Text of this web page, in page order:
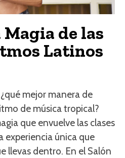
de las
Latinos
mejor manera de
de música tropical?
que envuelve las clases
experiencia única que
llevas dentro. En el Salón